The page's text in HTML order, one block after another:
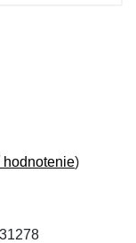
hodnotenie)